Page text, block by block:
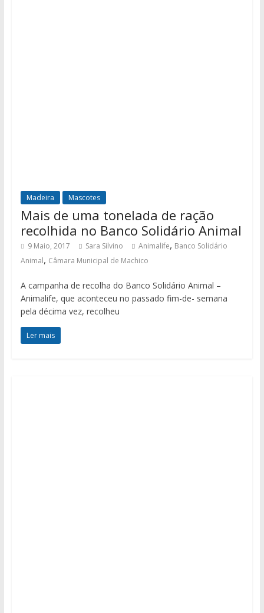
Madeira Mascotes
Mais de uma tonelada de ração
recolhida no Banco Solidário Animal
9 Maio, 2017 Sara Silvino Animalife, Banco Solidário
Animal, Câmara Municipal de Machico
A campanha de recolha do Banco Solidário Animal –
Animalife, que aconteceu no passado fim-de- semana
pela décima vez, recolheu
Ler mais